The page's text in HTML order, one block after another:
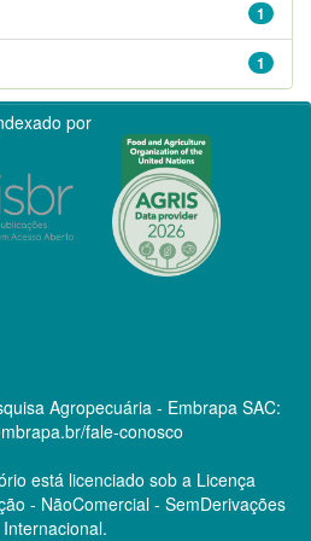
1
1
por
Agropecuária - Embrapa SAC:
fale-conosco
está licenciado sob a Licença
- NãoComercial - SemDerivações